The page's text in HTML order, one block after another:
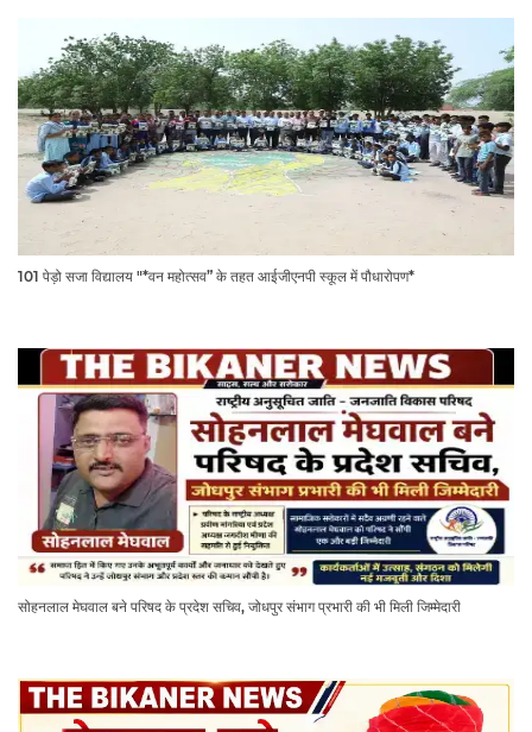
101 पेड़ो सजा विद्यालय "*वन महोत्सव” के तहत आईजीएनपी स्कूल में पौधारोपण*
सोहनलाल मेघवाल बने परिषद के प्रदेश सचिव, जोधपुर संभाग प्रभारी की भी मिली जिम्मेदारी